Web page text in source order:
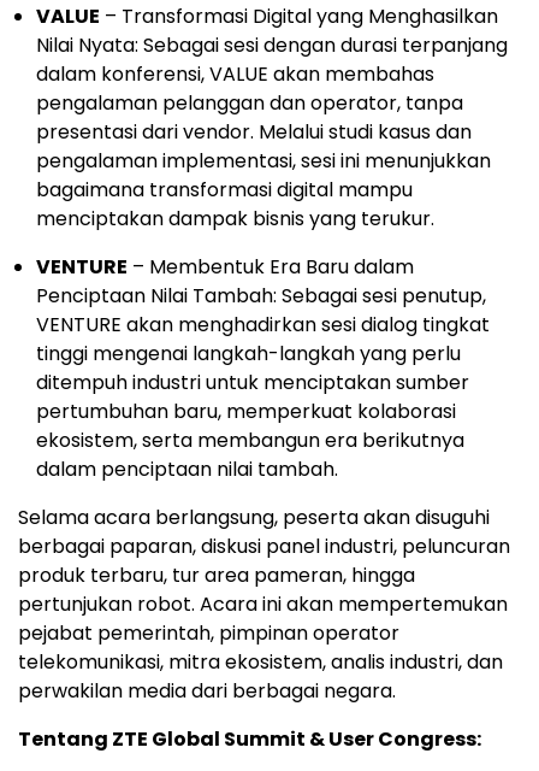
VALUE – Transformasi Digital yang Menghasilkan
Nilai Nyata: Sebagai sesi dengan durasi terpanjang
dalam konferensi, VALUE akan membahas
pengalaman pelanggan dan operator, tanpa
presentasi dari vendor. Melalui studi kasus dan
pengalaman implementasi, sesi ini menunjukkan
bagaimana transformasi digital mampu
menciptakan dampak bisnis yang terukur.
VENTURE – Membentuk Era Baru dalam
Penciptaan Nilai Tambah: Sebagai sesi penutup,
VENTURE akan menghadirkan sesi dialog tingkat
tinggi mengenai langkah-langkah yang perlu
ditempuh industri untuk menciptakan sumber
pertumbuhan baru, memperkuat kolaborasi
ekosistem, serta membangun era berikutnya
dalam penciptaan nilai tambah.
Selama acara berlangsung, peserta akan disuguhi
berbagai paparan, diskusi panel industri, peluncuran
produk terbaru, tur area pameran, hingga
pertunjukan robot. Acara ini akan mempertemukan
pejabat pemerintah, pimpinan operator
telekomunikasi, mitra ekosistem, analis industri, dan
perwakilan media dari berbagai negara.
Tentang ZTE Global Summit & User Congress: